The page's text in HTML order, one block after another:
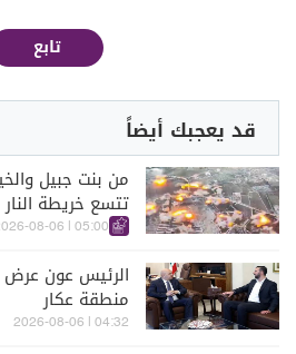
تابع
قد يعجبك أيضاً
من بنت جبيل
تتسع خريطة
05:00 | 2026-08-06
الرئيس عون
منطقة عكار
04:32 | 2026-08-06